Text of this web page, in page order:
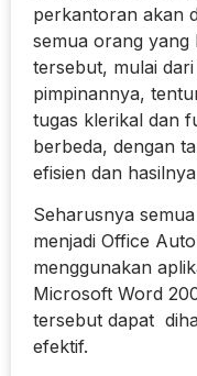
perkantoran akan
semua orang yang
tersebut, mulai
pimpinannya,
tugas klerikal dan
berbeda, dengan
efisien dan
Seharusnya
menjadi Office
menggunakan
Microsoft Word
tersebut dapat
efektif.